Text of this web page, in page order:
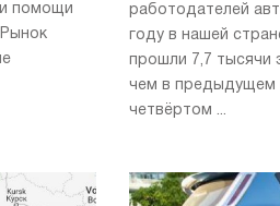
помощи
Рынок
работодателей
году в нашей
прошли 7,7 тысячи
чем в предыдущем
четвёртом ...